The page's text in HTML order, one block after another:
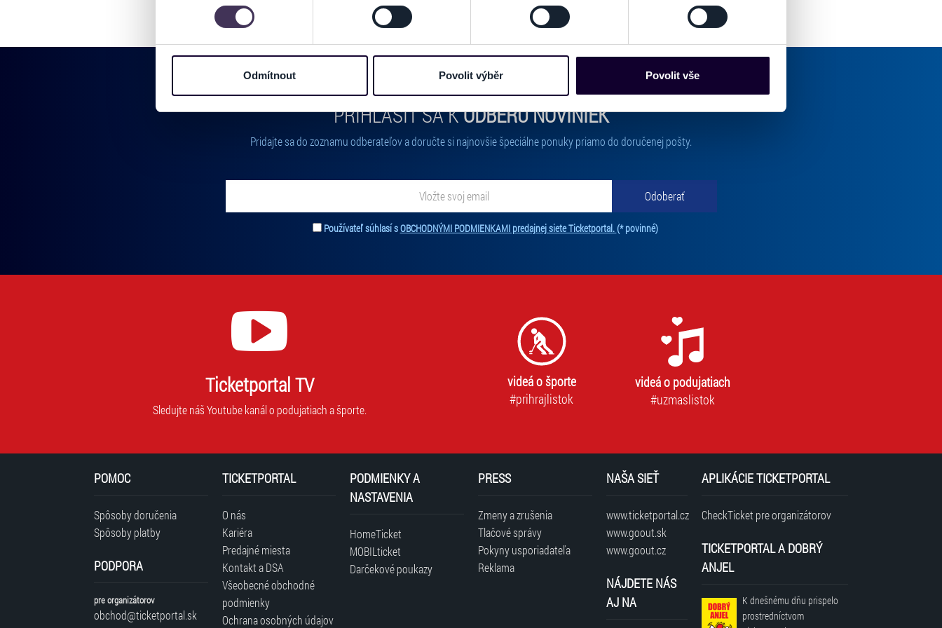
můžete kdykoliv změnit nebo odvolat v části Prohlášení o souborech cookie.
informace o vašem zařízení nebo vaší aktivitě na našich webových stránkách. Tyto informace mohou představovat
osobní údaje. Získané informace používáme např. k analýze návštěvnosti webu nebo k personalizaci obsahu a reklam.
Jaké typy cookies používáme, naleznete níže. Možnosti zpracování upravíte zaškrtnutím příslušné varianty. Svoji volbu
můžete kdykoliv změnit v zápatí stránky v záložce „Cookies a jejich nastavení“.
Odmítnout Povolit výběr Povolit vše
PRIHLÁSIŤ SA KODBERU NOVINIEK
Pridajte sa do zoznamu odberateľov a doručte si najnovšie špeciálne ponuky priamo do doručenej pošty.
Odoberať
Zadajte svoju e-mailovú adresu, na ktorú vám budeme zasielať novinky. Vaša adresa nebude zdieľaná s tretími stranami.
Používateľ súhlasí sOBCHODNÝMI PODMIENKAMI predajnej siete Ticketportal. (* povinné)Tento súhlas je povinný na odber newslettra. Bez súhlasu nie je možné vás
Ticketportal TV
Sledujte náš Youtube kanál o podujatiach a športe.
videá o športe
#prihrajlistok
videá o podujatiach
#uzmaslistok
POMOC
Spôsoby doručenia
Spôsoby platby
PODPORA
pre organizátorov
obchod@ticketportal.sk
TICKETPORTAL
O nás
Kariéra
Predajné miesta
Kontakt a DSA
Všeobecné obchodné
podmienky
Ochrana osobných údajov
PODMIENKY A
NASTAVENIA
HomeTicket
MOBILticket
Darčekové poukazy
PRESS
Zmeny a zrušenia
Tlačové správy
Pokyny usporiadateľa
Reklama
NAŠA SIEŤ
www.ticketportal.cz
www.goout.sk
www.goout.cz
NÁJDETE NÁS
AJ NA
APLIKÁCIE TICKETPORTAL
CheckTicket pre organizátorov
TICKETPORTAL A DOBRÝ
ANJEL
K dnešnému dňu prispelo
prostredníctvom